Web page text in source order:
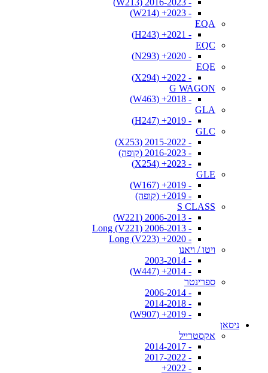
- 2016-2023 (W213)
- 2023+ (W214)
EQA
- 2021+ (H243)
EQC
- 2020+ (N293)
EQE
- 2022+ (X294)
G WAGON
- 2018+ (W463)
GLA
- 2019+ (H247)
GLC
- 2015-2022 (X253)
- 2016-2023 (קופה)
- 2023+ (X254)
GLE
- 2019+ (W167)
- 2019+ (קופה)
S CLASS
- 2006-2013 (W221)
- 2006-2013 Long (V221)
- 2020+ Long (V223)
ויטו / ויאנו
- 2003-2014
- 2014+ (W447)
ספרינטר
- 2006-2014
- 2014-2018
- 2019+ (W907)
ניסאן
אקסטרייל
- 2014-2017
- 2017-2022
- 2022+